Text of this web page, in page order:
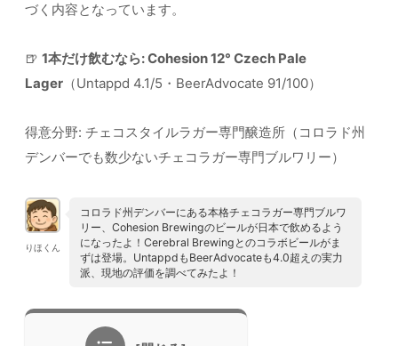
づく内容となっています。
🍺 1本だけ飲むなら: Cohesion 12° Czech Pale
Lager （Untappd 4.1/5・BeerAdvocate 91/100）
得意分野: チェコスタイルラガー専門醸造所（コロラド州
デンバーでも数少ないチェコラガー専門ブルワリー）
りほくん
コロラド州デンバーにある本格チェコラガー専門ブルワ
リー、Cohesion Brewingのビールが日本で飲めるよう
になったよ！Cerebral Brewingとのコラボビールがま
ずは登場。UntappdもBeerAdvocateも4.0超えの実力
派、現地の評価を調べてみたよ！